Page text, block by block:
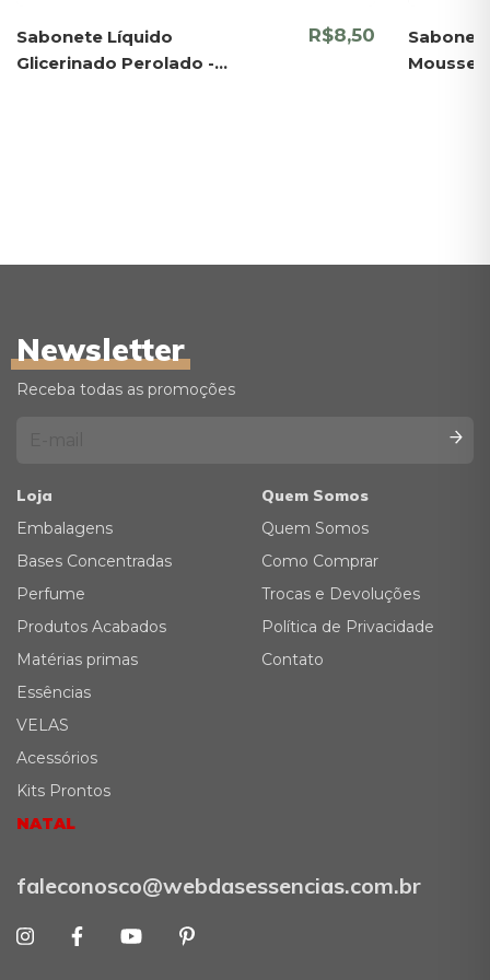
Sabonete Líquido
Glicerinado Perolado -
R$8,50
Mousse
Newsletter
Receba todas as promoções
Loja
Embalagens
Bases Concentradas
Perfume
Produtos Acabados
Matérias primas
Essências
VELAS
Acessórios
Kits Prontos
NATAL
Quem Somos
Quem Somos
Como Comprar
Trocas e Devoluções
Política de Privacidade
Contato
faleconosco@webdasessencias.com.br